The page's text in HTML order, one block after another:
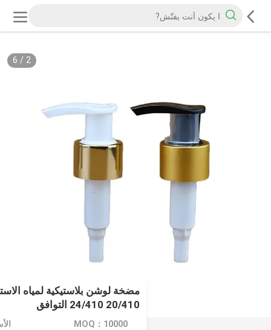
2
/
6
مضخة لوشن بلاستيكية لمياه
20/410 24/410 التوافق
MOQ：10000